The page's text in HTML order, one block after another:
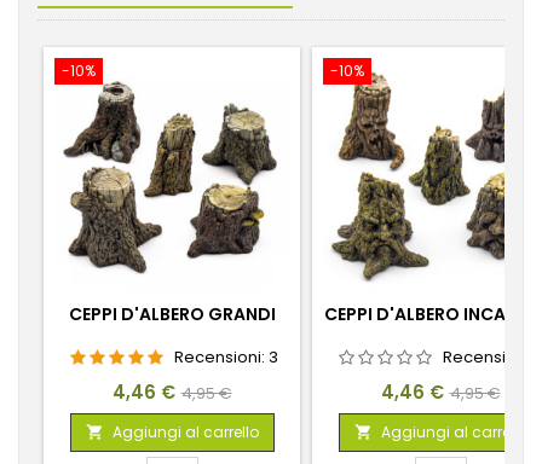
-10%
CEPPI D'ALBERO GRANDI
Recensioni: 3
Prezzo
4,46 € Prezzo
base
4,95 €
 Aggiungi al carrello
-10%
CEPPI D'ALBERO
Recensioni:
Prezzo
4,46 € Prezzo
base
4,95 €
 Aggiungi al carrello